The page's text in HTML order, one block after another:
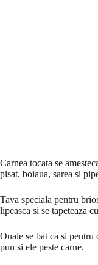
Carnea tocata se
pisat, boiaua, sarea si
Tava speciala pentru
lipeasca si se tapeteaza
Ouale se bat ca si pentru
pun si ele peste carne.